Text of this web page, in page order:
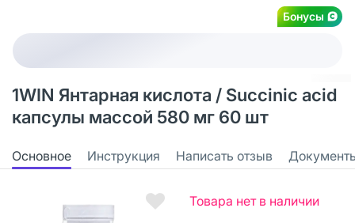
Бонусы
1WIN Янтарная кислота / Succinic acid
капсулы массой 580 мг 60 шт
Основное Инструкция Написать отзыв
Товара нет в наличии